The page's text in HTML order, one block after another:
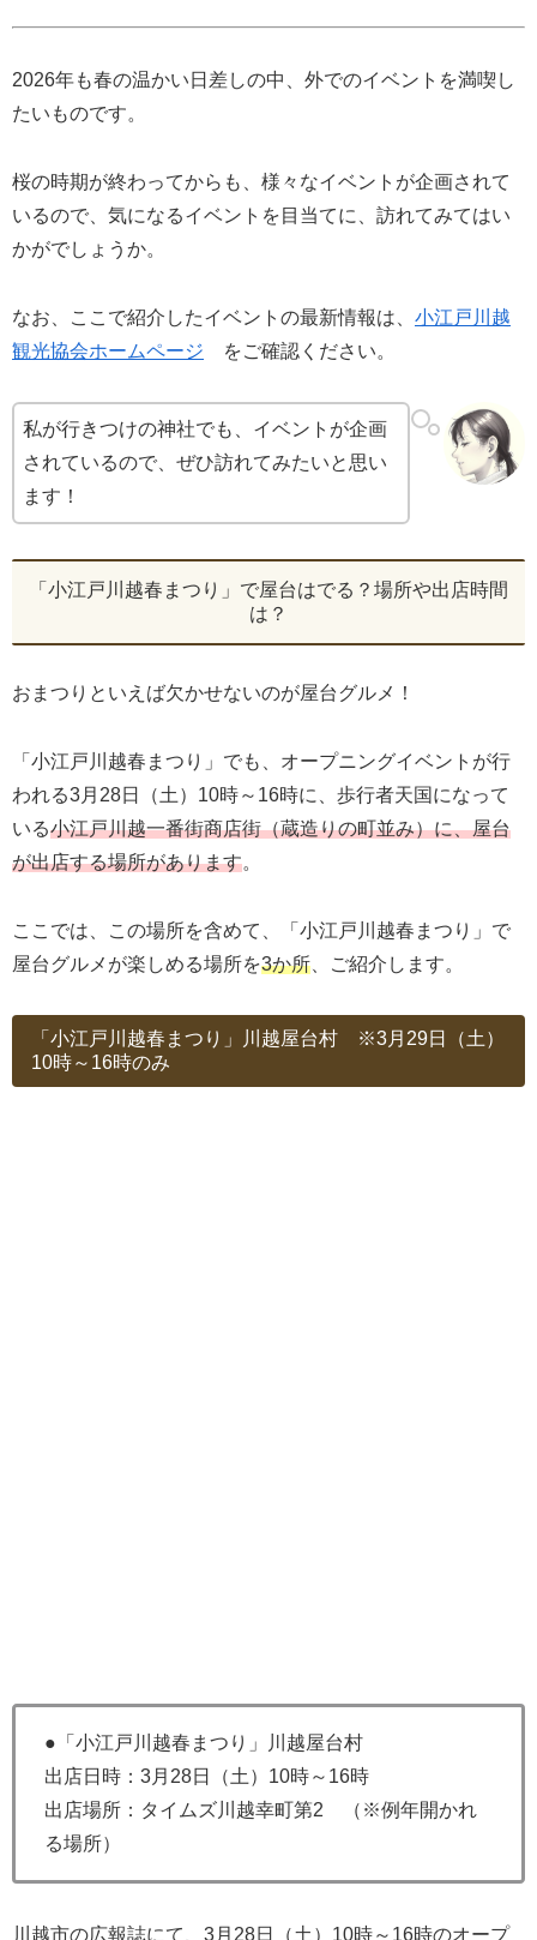
2026年も春の温かい日差しの中、外でのイベントを満喫し
たいものです。
桜の時期が終わってからも、様々なイベントが企画されて
いるので、気になるイベントを目当てに、訪れてみてはい
かがでしょうか。
なお、ここで紹介したイベントの最新情報は、 小江戸川越
観光協会ホームページ をご確認ください。
私が行きつけの神社でも、イベントが企画
されているので、ぜひ訪れてみたいと思い
ます！
「小江戸川越春まつり」で屋台はでる？場所や出店時間
は？
おまつりといえば欠かせないのが屋台グルメ！
「小江戸川越春まつり」でも、オープニングイベントが行
われる3月28日（土）10時～16時に、歩行者天国になって
いる小江戸川越一番街商店街（蔵造りの町並み）に、屋台
が出店する場所があります。
ここでは、この場所を含めて、「小江戸川越春まつり」で
屋台グルメが楽しめる場所を3か所 、ご紹介します。
「小江戸川越春まつり」川越屋台村 ※3月29日（土）
10時～16時のみ
●「小江戸川越春まつり」川越屋台村
出店日時：3月28日（土）10時～16時
出店場所：タイムズ川越幸町第2 （※例年開かれ
る場所）
川越市の広報誌にて、3月28日（土）10時～16時のオープ